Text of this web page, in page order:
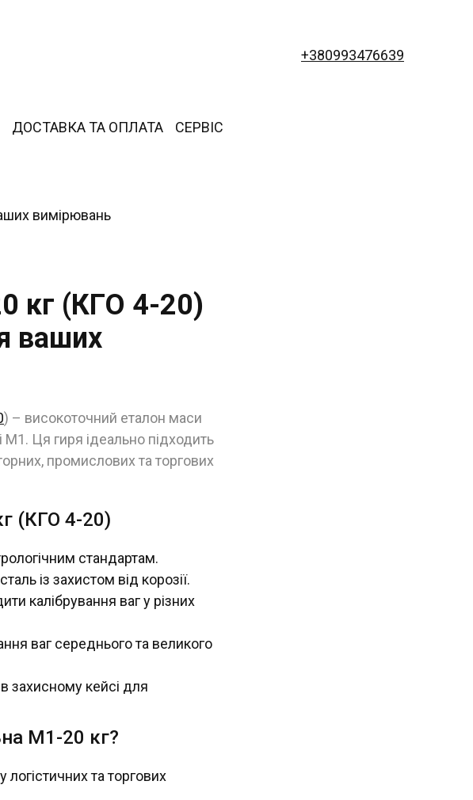
+380993476639
ДОСТАВКА ТА ОПЛАТА СЕРВІС
кг (КГО 4-20)
ваших
) – високоточний еталон маси
М1. Ця гиря ідеально підходить
промислових та торгових
(КГО 4-20)
стандартам.
із захистом від корозії.
калібрування ваг у різних
ваг середнього та великого
захисному кейсі для
М1-20 кг?
логістичних та торгових